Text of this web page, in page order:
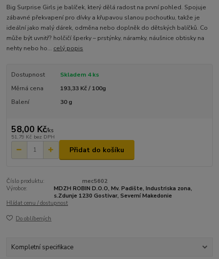
Big Surprise Girls je balíček, který dělá radost na první pohled. Spojuje
zábavné překvapení pro dívky a křupavou slanou pochoutku, takže je
ideální jako malý dárek, odměna nebo doplněk do dětských balíčků. Co
může být uvnitř? holčičí šperky – prstýnky, náramky, náušnice obtisky na
nehty nebo ho... celý popis
Dostupnost
Skladem 4 ks
Měrná cena
193,33 Kč / 100g
Balení
30 g
58,00 Kč/ks
51,79 Kč bez DPH
Přidat do košíku
Číslo produktu:
mec5602
Výrobce:
MDZH ROBIN D.O.O, Mv. Padište, Industriska zona,
s.Zdunje 1230 Gostivar, Severní Makedonie
Hlídat cenu / dostupnost
Do oblíbených
Kompletní specifikace